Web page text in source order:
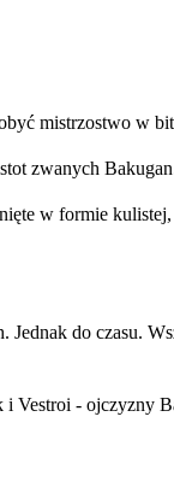
mistrzostwo w
zwanych
w formie
do czasu.
- ojczyzny